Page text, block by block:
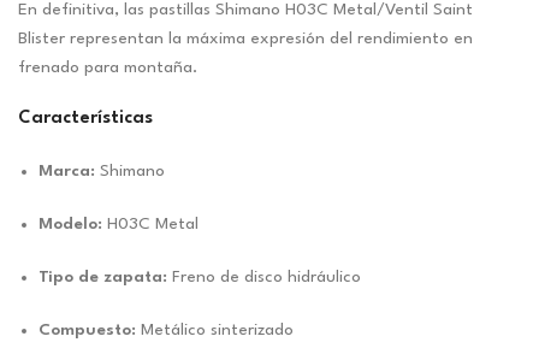
En definitiva, las pastillas Shimano H03C Metal/Ventil Saint
Blister representan la máxima expresión del rendimiento en
frenado para montaña.
Características
Marca: Shimano
Modelo: H03C Metal
Tipo de zapata: Freno de disco hidráulico
Compuesto: Metálico sinterizado